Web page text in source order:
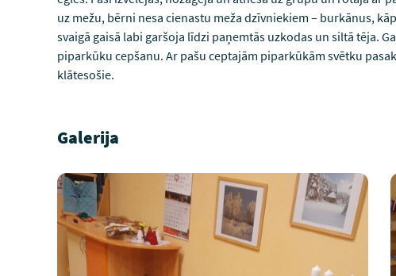
uz mežu, bērni nesa cienastu meža dzīvniekiem – burkānus,
svaigā gaisā labi garšoja līdzi paņemtās uzkodas un siltā tēja.
piparkūku cepšanu. Ar pašu ceptajām piparkūkām svētku
klātesošie.
Galerija